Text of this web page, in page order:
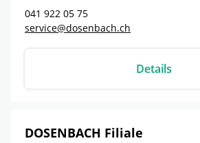
041 922 05 75
service@dosenbach.ch
Details
DOSENBACH Filiale